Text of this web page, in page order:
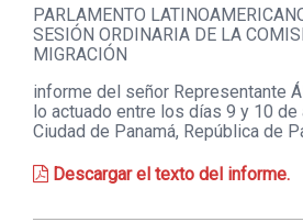
PARLAMENTO
SESIÓN ORDINARIA DE LA
MIGRACIÓN
informe del señor Representante
lo actuado entre los días 9 y 10 de
Ciudad de Panamá, República de
Descargar el texto del informe.